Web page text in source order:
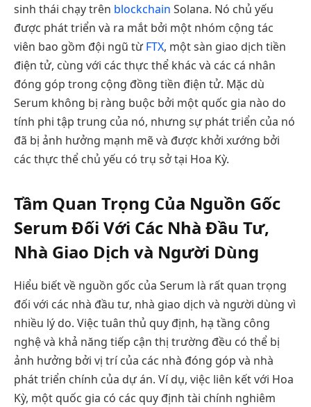
sinh thái chạy trên blockchain Solana. Nó chủ yếu
được phát triển và ra mắt bởi một nhóm cộng tác
viên bao gồm đội ngũ từFTX, một sàn giao dịch tiền
điện tử, cùng với các thực thể khác và các cá nhân
đóng góp trong cộng đồng tiền điện tử. Mặc dù
Serum không bị ràng buộc bởi một quốc gia nào do
tính phi tập trung của nó, nhưng sự phát triển của nó
đã bị ảnh hưởng mạnh mẽ và được khởi xướng bởi
các thực thể chủ yếu có trụ sở tại Hoa Kỳ.
Tầm Quan Trọng Của Nguồn Gốc
Serum Đối Với Các Nhà Đầu Tư,
Nhà Giao Dịch và Người Dùng
Hiểu biết về nguồn gốc của Serum là rất quan trọng
đối với các nhà đầu tư, nhà giao dịch và người dùng vì
nhiều lý do. Việc tuân thủ quy định, hạ tầng công
nghệ và khả năng tiếp cận thị trường đều có thể bị
ảnh hưởng bởi vị trí của các nhà đóng góp và nhà
phát triển chính của dự án. Ví dụ, việc liên kết với Hoa
Kỳ, một quốc gia có các quy định tài chính nghiêm